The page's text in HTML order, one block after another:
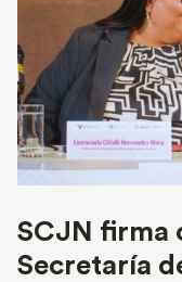
SCJN firma
Secretaría